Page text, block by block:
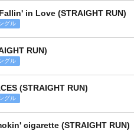
in Love (STRAIGHT RUN)
グル
RUN)
グル
(STRAIGHT RUN)
グル
cigarette (STRAIGHT RUN)